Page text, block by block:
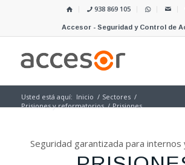
938 869 105
Accesor - Seguridad y Control de
Usted está aquí: Inicio / Sectores /
Prisiones y reformatorios / Prisiones
Seguridad garantizada para internos